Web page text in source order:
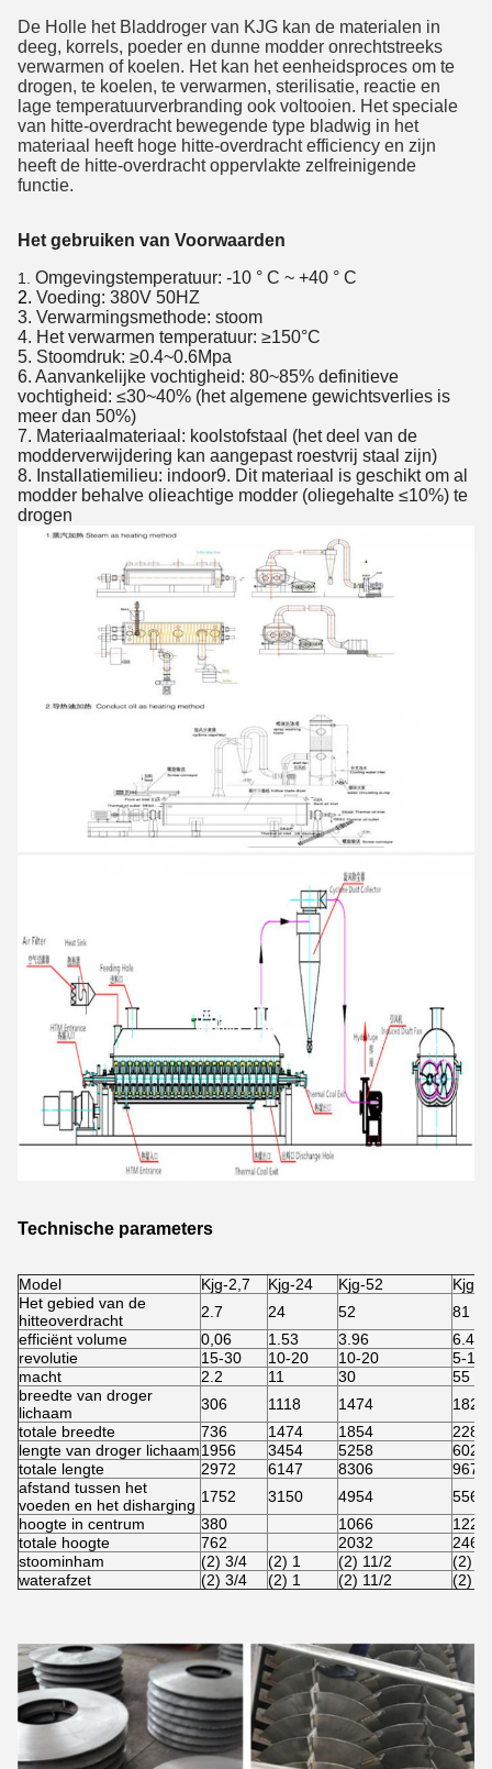
De Holle het Bladdroger van KJG kan de materialen in
deeg, korrels, poeder en dunne modder onrechtstreeks
verwarmen of koelen. Het kan het eenheidsproces om te
drogen, te koelen, te verwarmen, sterilisatie, reactie en
lage temperatuurverbranding ook voltooien. Het speciale
van hitte-overdracht bewegende type bladwig in het
materiaal heeft hoge hitte-overdracht efficiency en zijn
heeft de hitte-overdracht oppervlakte zelfreinigende
functie.
Het gebruiken van Voorwaarden
1. Omgevingstemperatuur: -10 ° C ~ +40 ° C
2. Voeding: 380V 50HZ
3. Verwarmingsmethode: stoom
4. Het verwarmen temperatuur: ≥150°C
5. Stoomdruk: ≥0.4~0.6Mpa
6. Aanvankelijke vochtigheid: 80~85% definitieve
vochtigheid: ≤30~40% (het algemene gewichtsverlies is
meer dan 50%)
7. Materiaalmateriaal: koolstofstaal (het deel van de
modderverwijdering kan aangepast roestvrij staal zijn)
8. Installatiemilieu: indoor9. Dit materiaal is geschikt om al
modder behalve olieachtige modder (oliegehalte ≤10%) te
drogen
Technische parameters
Model Kjg-2,7 Kjg-24 Kjg-52
Kjg-
Het gebied van de
hitteoverdracht
2.7 24 52
81
efficiënt volume
0,06 1.53 3.96
6.43
revolutie
15-30 10-20 10-20
5-15
macht
2.2 11 30
55
breedte van droger
lichaam
306 1118 1474
1828
totale breedte
736 1474 1854
2286
lengte van droger lichaam1956 3454 5258
6020
totale lengte
2972 6147 8306
9678
afstand tussen het
voeden en het disharging 1752 3150 4954
5562
hoogte in centrum
380 1066
1220
totale hoogte
762 2032
2464
stoominham
(2) 3/4 (2) 1 (2) 11/2
(2)
waterafzet
(2) 3/4 (2) 1 (2) 11/2 (2)